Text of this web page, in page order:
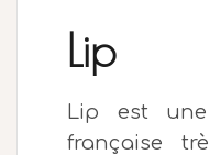
Lip
Lip est
française